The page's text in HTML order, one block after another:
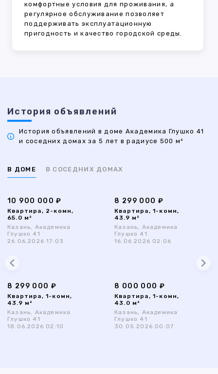
комфортные условия для проживания, а
регулярное обслуживание позволяет
поддерживать эксплуатационную
пригодность и качество городской среды.
История объявлений
История объявлений в доме Академика Глушко 41
и соседних домах за 5 лет в радиусе 500 м²
В ДОМЕ В СОСЕДНИХ ДОМАХ
10 900 000 ₽
Квартира, 2-комн,
65.0 м²
Казань, Академика
Глушко 41
26.06.2026 17:03
8 299 000 ₽
Квартира, 1-комн,
43.9 м²
Казань, Академика
Глушко 41
16.06.2026 02:06
8 299 000 ₽
Квартира, 1-комн,
43.9 м²
Казань, Академика
Глушко 41
18.06.2026 02:10
8 000 000 ₽
Квартира, 1-комн,
43.0 м²
Казань, Академика
Глушко 41
30.05.2026 00:07